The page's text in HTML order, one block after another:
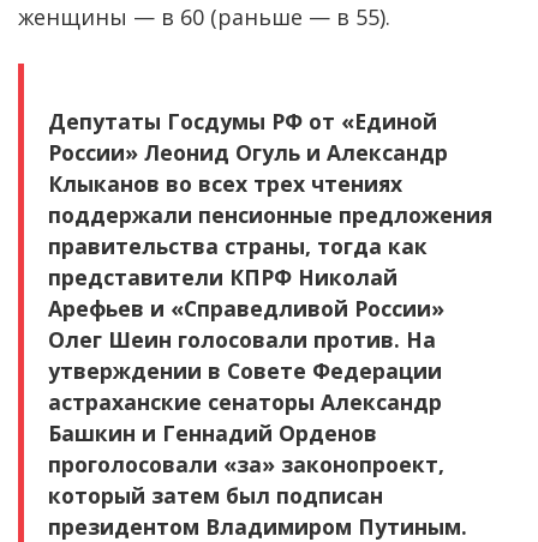
женщины — в 60 (раньше — в 55).
Депутаты Госдумы РФ от «Единой
России» Леонид Огуль и Александр
Клыканов во всех трех чтениях
поддержали пенсионные предложения
правительства страны, тогда как
представители КПРФ Николай
Арефьев и «Справедливой России»
Олег Шеин голосовали против. На
утверждении в Совете Федерации
астраханские сенаторы Александр
Башкин и Геннадий Орденов
проголосовали «за» законопроект,
который затем был подписан
президентом Владимиром Путиным.